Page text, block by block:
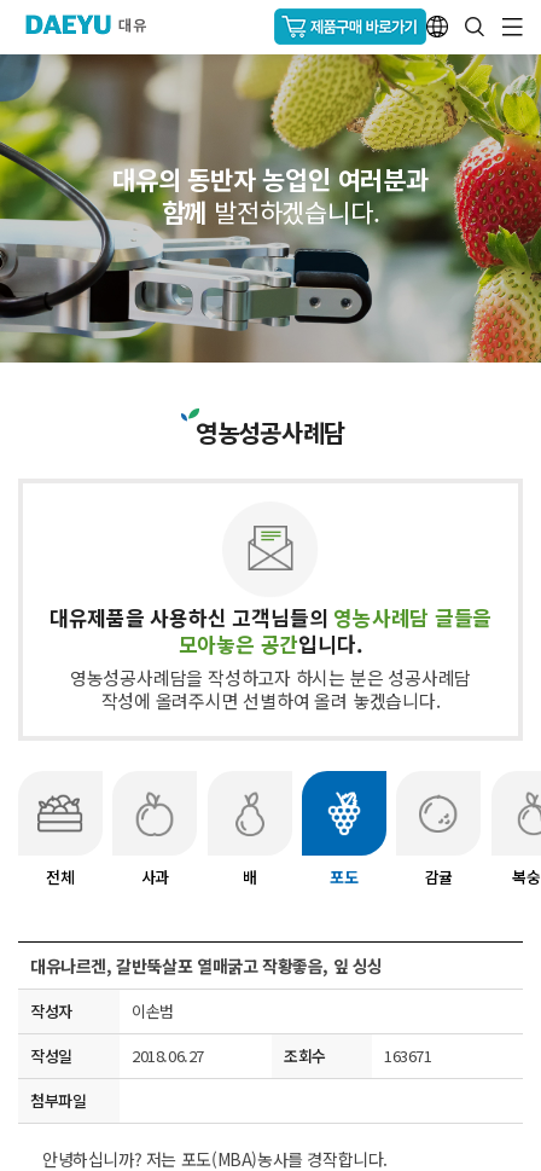
대유의 동반자 농업인 여러분과
함께 발전하겠습니다.
영농성공사례담
대유제품을 사용하신 고객님들의 영농사례담 글들을
모아놓은 공간입니다.
영농성공사례담을 작성하고자 하시는 분은 성공사례담
작성에 올려주시면 선별하여 올려 놓겠습니다.
전체 사과 배 포도 감귤 복
대유나르겐, 갈반뚝살포 열매굵고 작황좋음, 잎 싱싱
작성자
이손범
작성일
2018.06.27 조회수
163671
첨부파일
안녕하십니까? 저는 포도(MBA)농사를 경작합니다.